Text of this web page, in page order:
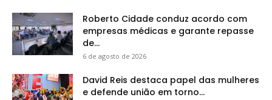
Roberto Cidade conduz acordo com
empresas médicas e garante repasse
de...
6 de agosto de 2026
David Reis destaca papel das mulheres
e defende união em torno...